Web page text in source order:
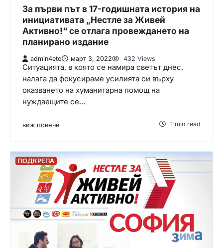
За първи път в 17-годишната история на
инициативата „Нестле за Живей
Активно!“ се отлага провеждането на
планирано издание
admin4eto март 3, 2022 432 Views
Ситуацията, в която се намира светът днес,
налага да фокусираме усилията си върху
оказването на хуманитарна помощ на
нуждаещите се…
виж повече 1 min read
ПОДКРЕПА